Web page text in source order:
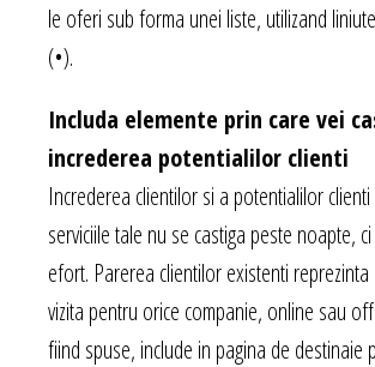
le oferi sub forma unei liste, utilizand
(•).
Includa elemente prin care vei
increderea potentialilor clienti
Increderea clientilor si a potentialilor
serviciile tale nu se castiga peste noapte,
efort. Parerea clientilor existenti
vizita pentru orice companie, online sau
fiind spuse, include in pagina de destinaie